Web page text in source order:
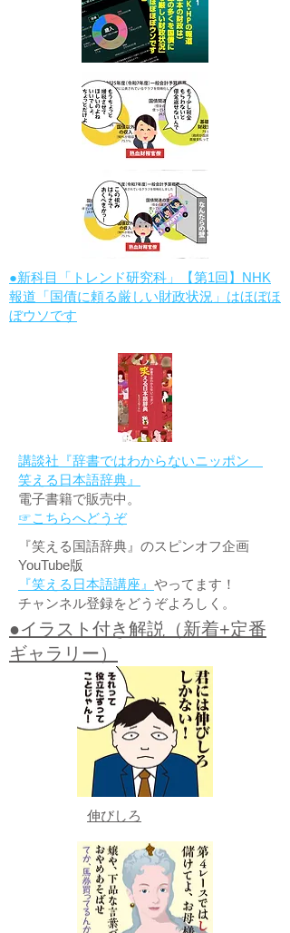
●新科目「トレンド研究科」【第1回】NHK
報道「国債に頼る厳しい財政状況」はほぼほ
ぼウソです
講談社『辞書ではわからないニッポン
笑える日本語辞典』
電子書籍で販売中。
☞こちらへどうぞ
『笑える国語辞典』のスピンオフ企画
YouTube版
『笑える日本語講座』 やってます！
チャンネル登録をどうぞよろしく。
●イラスト付き解説（新着+定番
ギャラリー）
伸びしろ